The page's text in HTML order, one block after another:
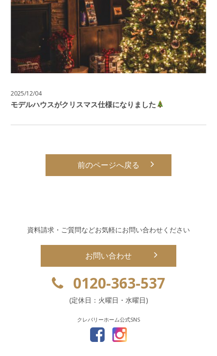
2025/12/04
モデルハウスがクリスマス仕様になりました
前のページへ戻る
資料請求・ご質問などお気軽にお問い合わせください
お問い合わせ
0120-363-537
(定休日：火曜日・水曜日)
クレバリーホーム公式SNS